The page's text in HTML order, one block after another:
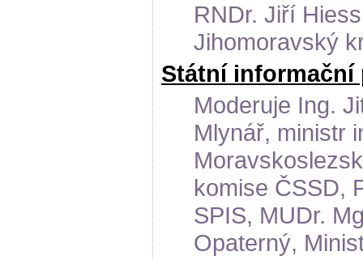
RNDr. Jiří
Jihomoravský
Státní informační
Moderuje Ing.
Mlynář, ministr
komise ČSSD,
SPIS, MUDr.
Opaterný,